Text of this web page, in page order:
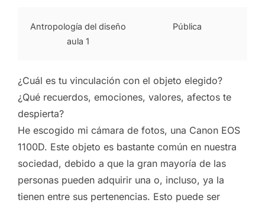
Antropología del diseño
aula 1
Pública
¿Cuál es tu vinculación con el objeto elegido?
¿Qué recuerdos, emociones, valores, afectos te
despierta?
He escogido mi cámara de fotos, una Canon EOS
1100D. Este objeto es bastante común en nuestra
sociedad, debido a que la gran mayoría de las
personas pueden adquirir una o, incluso, ya la
tienen entre sus pertenencias. Esto puede ser